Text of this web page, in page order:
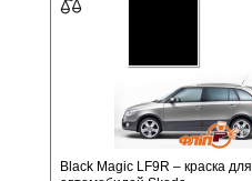
Black Magic LF9R – краска для